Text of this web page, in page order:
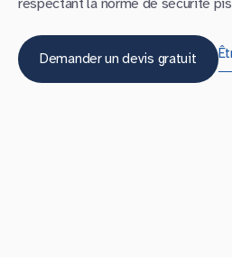
respectant la norme de sécurité
Demander un devis gratuit